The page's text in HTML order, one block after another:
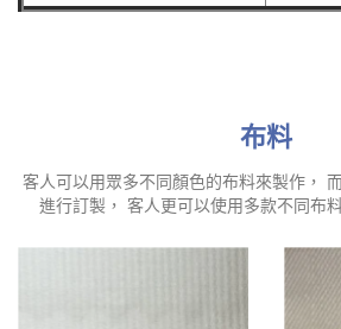
布料
客人可以用眾多不同顏色的布料來製作，
進行訂製， 客人更可以使用多款不同布